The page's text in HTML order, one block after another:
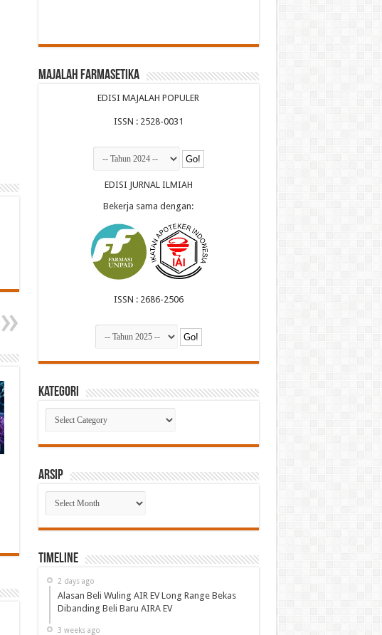
Majalah Farmasetika
EDISI MAJALAH POPULER
ISSN : 2528-0031
EDISI JURNAL ILMIAH
Bekerja sama dengan:
ISSN : 2686-2506
Kategori
Kategori
Arsip
Arsip
Timeline
2 days ago
Alasan Beli Wuling AIR EV Long Range Bekas
Dibanding Beli Baru AIRA EV
3 weeks ago